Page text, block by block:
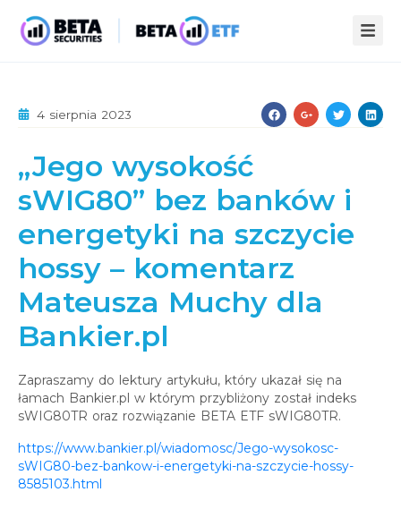
INFOPACK
KOMPENDIUM
STATYSTYKI
O NAS
AKTUALNOŚCI
PUBLIKACJE
KONTAKT
4 sierpnia 2023
„Jego wysokość
sWIG80” bez banków i
energetyki na szczycie
hossy – komentarz
Mateusza Muchy dla
Bankier.pl
Zapraszamy do lektury artykułu, który ukazał się na
łamach Bankier.pl w którym przybliżony został indeks
sWIG80TR oraz rozwiązanie BETA ETF sWIG80TR.
https://www.bankier.pl/wiadomosc/Jego-wysokosc-
sWIG80-bez-bankow-i-energetyki-na-szczycie-hossy-
8585103.html